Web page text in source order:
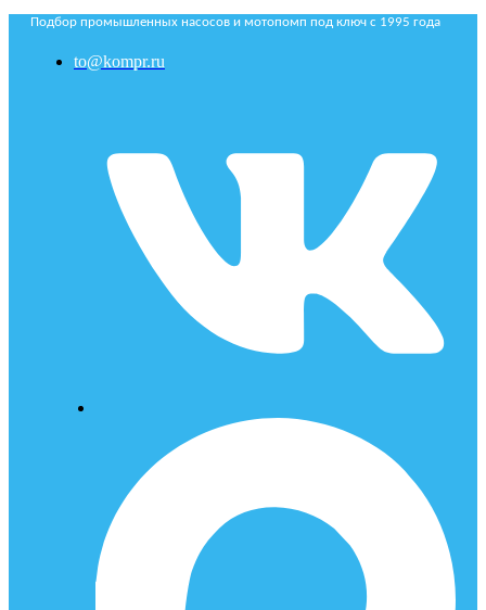
Подбор промышленных насосов и мотопомп под ключ с 1995 года
to@kompr.ru